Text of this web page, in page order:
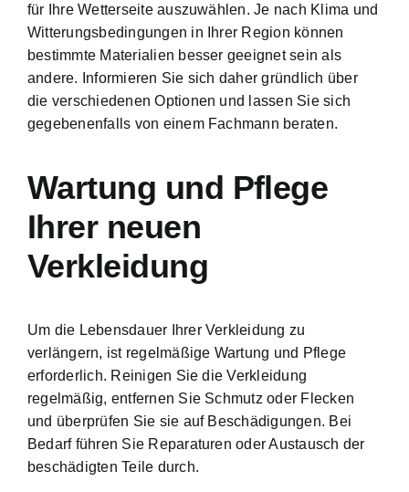
für Ihre Wetterseite auszuwählen. Je nach Klima und
Witterungsbedingungen in Ihrer Region können
bestimmte Materialien besser geeignet sein als
andere. Informieren Sie sich daher gründlich über
die verschiedenen Optionen und lassen Sie sich
gegebenenfalls von einem Fachmann beraten.
Wartung und Pflege
Ihrer neuen
Verkleidung
Um die Lebensdauer Ihrer Verkleidung zu
verlängern, ist regelmäßige Wartung und Pflege
erforderlich. Reinigen Sie die Verkleidung
regelmäßig, entfernen Sie Schmutz oder Flecken
und überprüfen Sie sie auf Beschädigungen. Bei
Bedarf führen Sie Reparaturen oder Austausch der
beschädigten Teile durch.